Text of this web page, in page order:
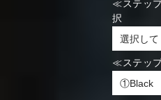
≪ステッ
択
≪ステッ